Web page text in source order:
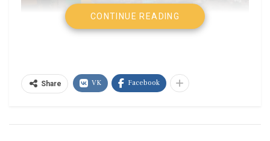
CONTINUE READING
Share VK Facebook